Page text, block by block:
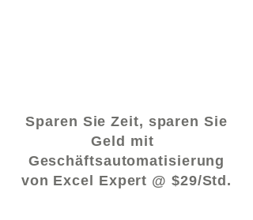
Sparen Sie Zeit, sparen Sie
Geld mit
Geschäftsautomatisierung
von Excel Expert @ $29/Std.